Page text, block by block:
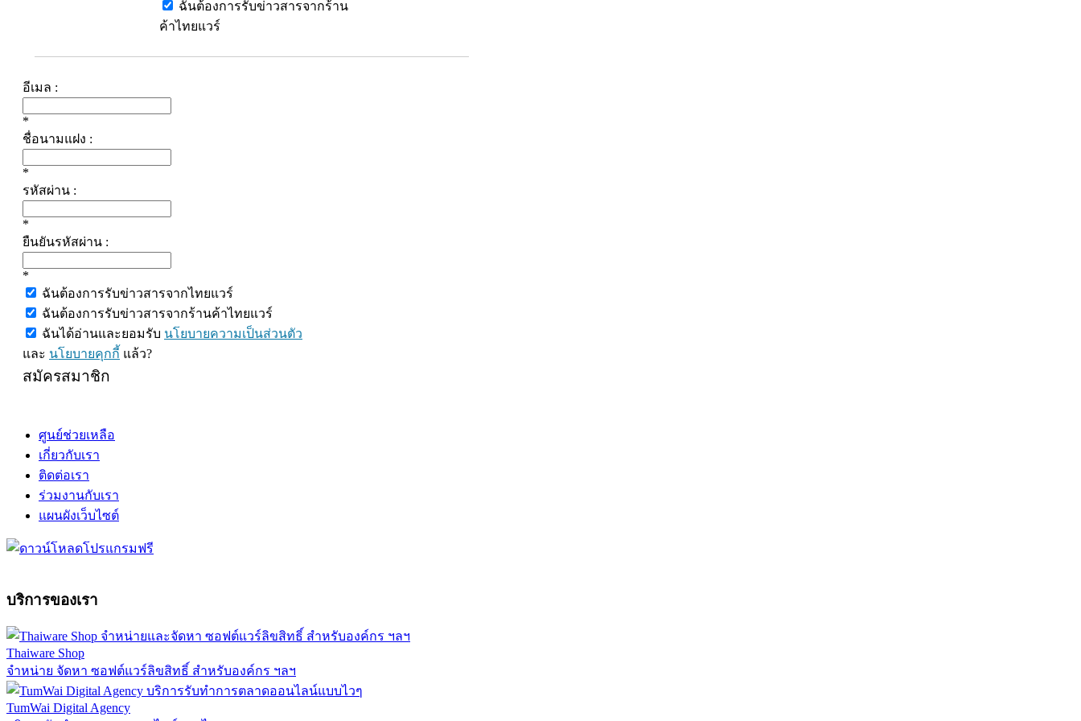
ฉันต้องการรับข่าวสารจากร้าน
ค้าไทยแวร์
อีเมล :
*
ชื่อนามแฝง :
*
รหัสผ่าน :
*
ยืนยันรหัสผ่าน :
*
ฉันต้องการรับข่าวสารจากไทยแวร์
ฉันต้องการรับข่าวสารจากร้านค้าไทยแวร์
ฉันได้อ่านและยอมรับ นโยบายความเป็นส่วนตัว
และ นโยบายคุกกี้ แล้ว?
สมัครสมาชิก
ศูนย์ช่วยเหลือ
เกี่ยวกับเรา
ติดต่อเรา
ร่วมงานกับเรา
แผนผังเว็บไซต์
บริการของเรา
Thaiware Shop
จำหน่าย จัดหา ซอฟต์แวร์ลิขสิทธิ์ สำหรับองค์กร ฯลฯ
TumWai Digital Agency